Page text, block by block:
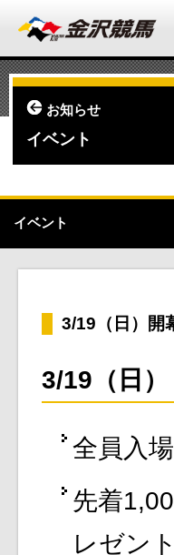
お知らせ
イベント
イベント
3/19（日）開
3/19（日）
全員入
先着
レゼント